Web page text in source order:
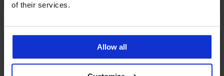
of their services.
Allow all